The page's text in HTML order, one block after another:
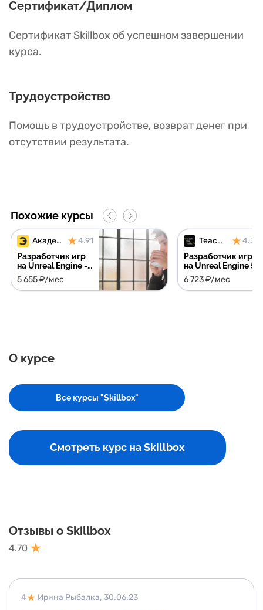
Сертификат/Диплом
Сертификат Skillbox об успешном завершении
курса.
Трудоустройство
Помощь в трудоустройстве, возврат денег при
отсутствии результата.
Похожие курсы
Академия Эдюсон 4.91
Разработчик игр
на Unreal Engine -
найдете работу,
или вернем деньги
5 655 ₽/мес
TeachMeSkills 4.30
Разработчик игр
на Unreal Engine 5
6 723 ₽/мес
О курсе
Все курсы "Skillbox"
Смотреть курс на Skillbox
Отзывы о Skillbox
4.70
4 30.06.23
Ирина Рыбалка,